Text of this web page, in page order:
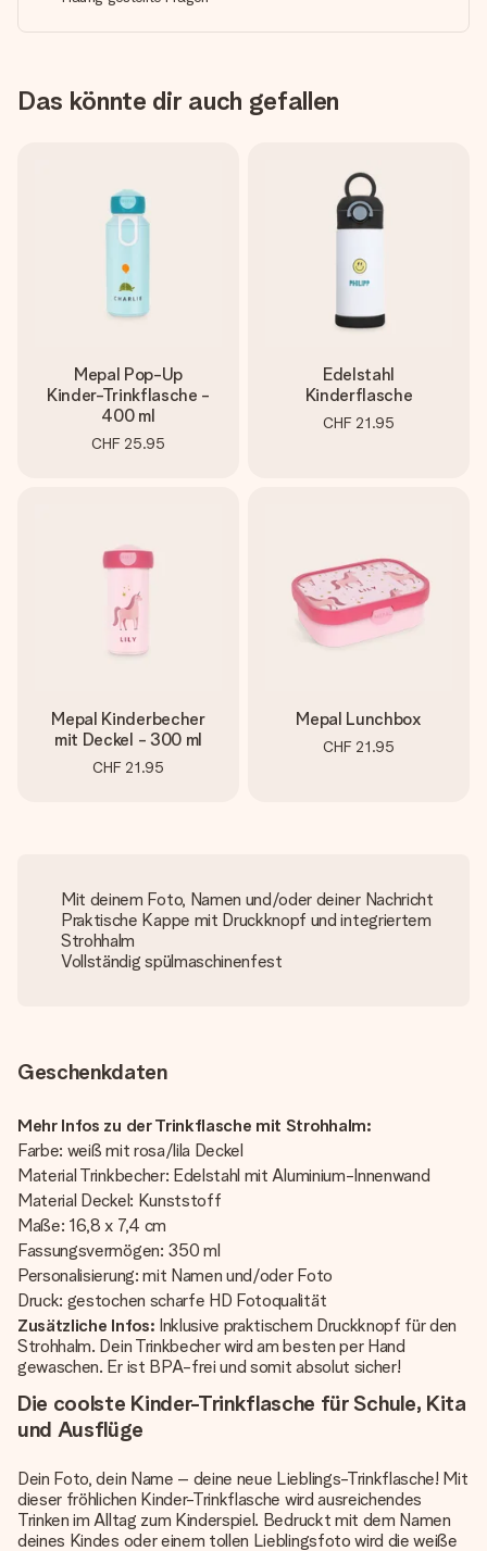
Das könnte dir auch gefallen
Mepal Pop-Up
Kinder-Trinkflasche -
400 ml
CHF 25.95
Edelstahl
Kinderflasche
CHF 21.95
Mepal Kinderbecher
mit Deckel - 300 ml
CHF 21.95
Mepal Lunchbox
CHF 21.95
Mit deinem Foto, Namen und/oder deiner Nachricht
Praktische Kappe mit Druckknopf und integriertem
Strohhalm
Vollständig spülmaschinenfest
Geschenkdaten
Mehr Infos zu der Trinkflasche mit Strohhalm:
Farbe: weiß mit rosa/lila Deckel
Material Trinkbecher: Edelstahl mit Aluminium-Innenwand
Material Deckel: Kunststoff
Maße: 16,8 x 7,4 cm
Fassungsvermögen: 350 ml
Personalisierung: mit Namen und/oder Foto
Druck: gestochen scharfe HD Fotoqualität
Zusätzliche Infos: Inklusive praktischem Druckknopf für den
Strohhalm. Dein Trinkbecher wird am besten per Hand
gewaschen. Er ist BPA-frei und somit absolut sicher!​
Die coolste Kinder-Trinkflasche für Schule, Kita
und Ausflüge
Dein Foto, dein Name – deine neue Lieblings-Trinkflasche! Mit
dieser fröhlichen Kinder-Trinkflasche wird ausreichendes
Trinken im Alltag zum Kinderspiel. Bedruckt mit dem Namen
deines Kindes oder einem tollen Lieblingsfoto wird die weiße